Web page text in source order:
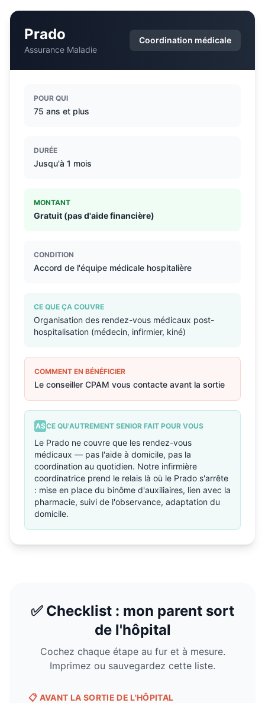
Prado
Assurance Maladie
Coordination médicale
POUR QUI
75 ans et plus
DURÉE
Jusqu'à 1 mois
MONTANT
Gratuit (pas d'aide financière)
CONDITION
Accord de l'équipe médicale hospitalière
CE QUE ÇA COUVRE
Organisation des rendez-vous médicaux post-
hospitalisation (médecin, infirmier, kiné)
COMMENT EN BÉNÉFICIER
Le conseiller CPAM vous contacte avant la sortie
ASCE QU'AUTREMENT SENIOR FAIT POUR VOUS
Le Prado ne couvre que les rendez-vous
médicaux — pas l'aide à domicile, pas la
coordination au quotidien. Notre infirmière
coordinatrice prend le relais là où le Prado s'arrête
: mise en place du binôme d'auxiliaires, lien avec la
pharmacie, suivi de l'observance, adaptation du
domicile.
✅ Checklist : mon parent sort
de l'hôpital
Cochez chaque étape au fur et à mesure.
Imprimez ou sauvegardez cette liste.
📋 AVANT LA SORTIE DE L'HÔPITAL